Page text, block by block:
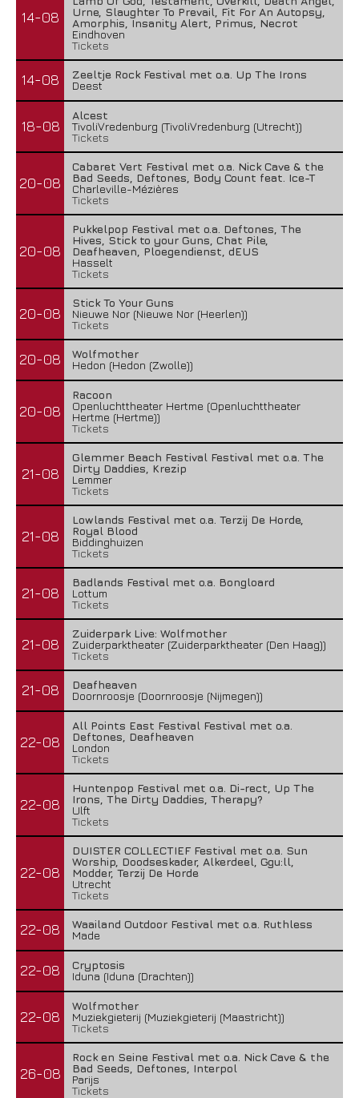
14-08
Urne, Slaughter To Prevail, Fit For An Autopsy,
Amorphis, Insanity Alert, Primus, Necrot
Eindhoven
Tickets
14-08
Zeeltje Rock Festival met o.a. Up The Irons
Deest
18-08
Alcest
TivoliVredenburg (TivoliVredenburg (Utrecht))
Tickets
20-08
Cabaret Vert Festival met o.a. Nick Cave & the
Bad Seeds, Deftones, Body Count feat. Ice-T
Charleville-Mézières
Tickets
20-08
Pukkelpop Festival met o.a. Deftones, The
Hives, Stick to your Guns, Chat Pile,
Deafheaven, Ploegendienst, dEUS
Hasselt
Tickets
20-08
Stick To Your Guns
Nieuwe Nor (Nieuwe Nor (Heerlen))
Tickets
20-08
Wolfmother
Hedon (Hedon (Zwolle))
20-08
Racoon
Openluchttheater Hertme (Openluchttheater
Hertme (Hertme))
Tickets
21-08
Glemmer Beach Festival Festival met o.a. The
Dirty Daddies, Krezip
Lemmer
Tickets
21-08
Lowlands Festival met o.a. Terzij De Horde,
Royal Blood
Biddinghuizen
Tickets
21-08
Badlands Festival met o.a. Bongloard
Lottum
Tickets
21-08
Zuiderpark Live: Wolfmother
Zuiderparktheater (Zuiderparktheater (Den Haag))
Tickets
21-08
Deafheaven
Doornroosje (Doornroosje (Nijmegen))
22-08
All Points East Festival Festival met o.a.
Deftones, Deafheaven
London
Tickets
22-08
Huntenpop Festival met o.a. Di-rect, Up The
Irons, The Dirty Daddies, Therapy?
Ulft
Tickets
22-08
DUISTER COLLECTIEF Festival met o.a. Sun
Worship, Doodseskader, Alkerdeel, Ggu:ll,
Modder, Terzij De Horde
Utrecht
Tickets
22-08
Waailand Outdoor Festival met o.a. Ruthless
Made
22-08
Cryptosis
Iduna (Iduna (Drachten))
22-08
Wolfmother
Muziekgieterij (Muziekgieterij (Maastricht))
Tickets
26-08
Rock en Seine Festival met o.a. Nick Cave & the
Bad Seeds, Deftones, Interpol
Parijs
Tickets